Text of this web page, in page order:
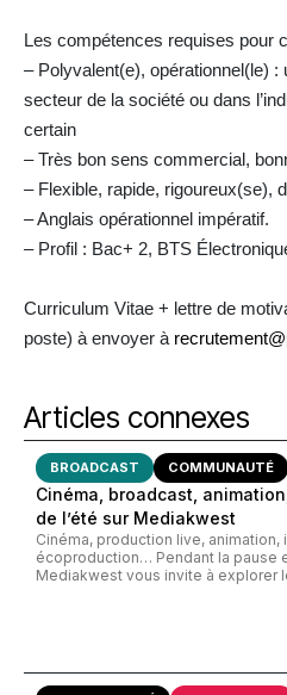
Les compétences requises pour
– Polyvalent(e), opérationnel(le) :
secteur de la société ou dans
certain
– Très bon sens commercial,
– Flexible, rapide, rigoureux(se),
– Anglais opérationnel impératif.
– Profil : Bac+ 2, BTS
Curriculum Vitae + lettre de
poste) à envoyer à
Articles connexes
BROADCAST COMMUNAUTÉ
Cinéma, broadcast,
de l’été sur Mediakwest
Cinéma, production live,
écoproduction… Pendant la pause
Mediakwest vous invite à explorer